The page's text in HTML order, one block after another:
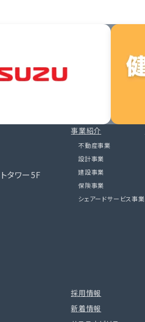
タワー5F
事業紹介
不動産事業
設計事業
建設事業
保険事業
シェアードサービス事業
採用情報
新着情報